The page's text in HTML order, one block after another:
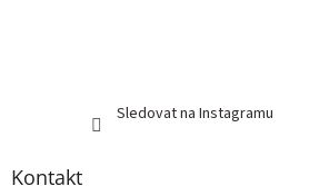
Sledovat na Instagramu
Kontakt